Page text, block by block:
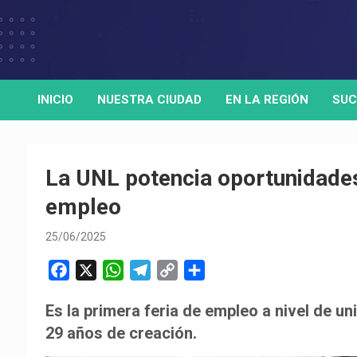
to
HORA32
Medio de comunicación digital
INICIO NUESTRA CIUDAD EN LA REGIÓN
La UNL potencia
empleo
25/06/2025
c
e
W
a
t
s
l
e
p
y
m
Es la primera feria de empleo a nivel de
29 años de creación.